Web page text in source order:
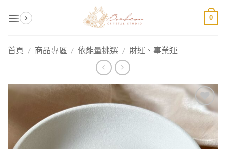
0
首頁 / 商品專區 / 依能量挑選 / 財運、事業運
加入
收藏